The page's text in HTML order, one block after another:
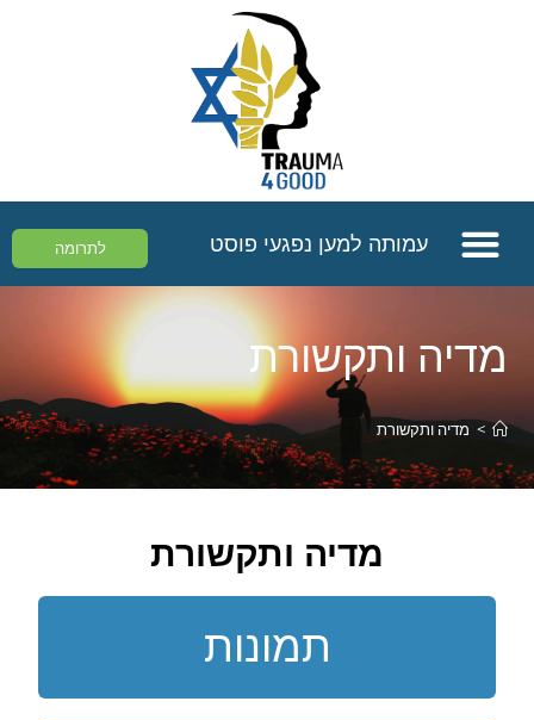
עמותה למען נפגעי פוסט לתרומה
מדיה ותקשורת
> מדיה ותקשורת
מדיה ותקשורת
תמונות